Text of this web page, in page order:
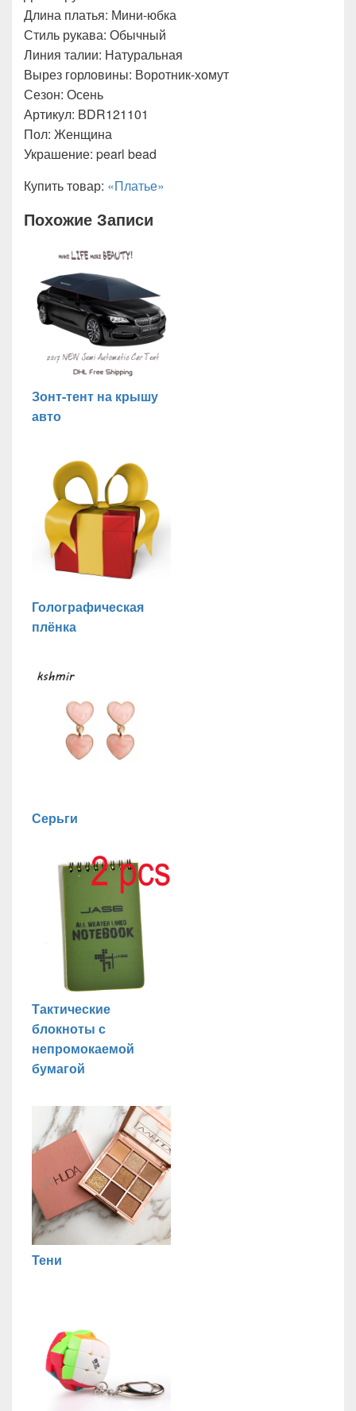
Длина платья: Мини-юбка
Стиль рукава: Обычный
Линия талии: Натуральная
Вырез горловины: Воротник-хомут
Сезон: Осень
Артикул: BDR121101
Пол: Женщина
Украшение: pearl bead
Купить товар: «Платье»
Похожие Записи
Зонт-тент на крышу
авто
Голографическая
плёнка
Серьги
Тактические
блокноты с
непромокаемой
бумагой
Тени